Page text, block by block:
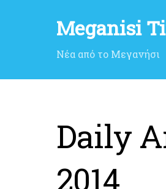
Meganisi
Νέα από το Μεγανήσι
Daily
2014